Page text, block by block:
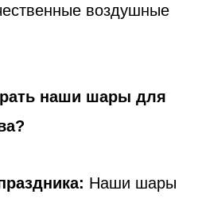
воздушные
наши шары для
Наши шары